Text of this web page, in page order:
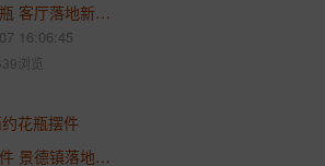
景德镇陶瓷大花瓶 客厅落地新房装饰花瓶摆件
16:06:45
浏览
现代简约花瓶摆件 景德镇落地花瓶客厅陶瓷花瓶摆件